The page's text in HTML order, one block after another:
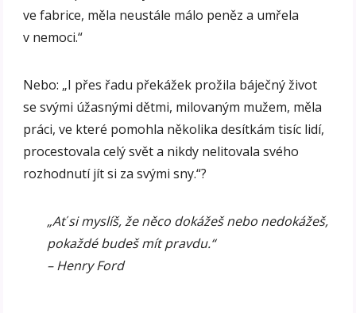
ve fabrice, měla neustále málo peněz a umřela
v nemoci.“
Nebo: „I přes řadu překážek prožila báječný život
se svými úžasnými dětmi, milovaným mužem, měla
práci, ve které pomohla několika desítkám tisíc lidí,
procestovala celý svět a nikdy nelitovala svého
rozhodnutí jít si za svými sny.“?
„Ať si myslíš, že něco dokážeš nebo nedokážeš,
pokaždé budeš mít pravdu.“
– Henry Ford